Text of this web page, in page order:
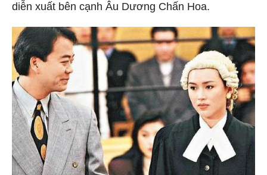
diễn xuất bên cạnh Âu Dương Chấn Hoa.